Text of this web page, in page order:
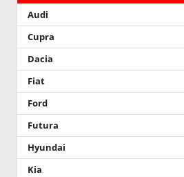
Audi
Cupra
Dacia
Fiat
Ford
Futura
Hyundai
Kia